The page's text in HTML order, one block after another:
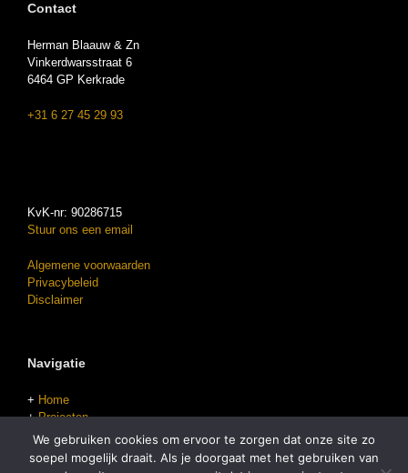
Contact
Herman Blaauw & Zn
Vinkerdwarsstraat 6
6464 GP Kerkrade
+31 6 27 45 29 93
KvK-nr: 90286715
Stuur ons een email
Algemene voorwaarden
Privacybeleid
Disclaimer
Navigatie
+ Home
+Projecten
+Offerte aanvragen
We gebruiken cookies om ervoor te zorgen dat onze site zo
soepel mogelijk draait. Als je doorgaat met het gebruiken van